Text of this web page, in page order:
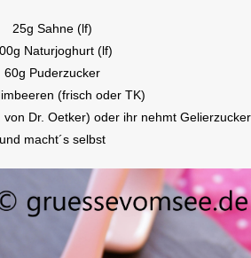
25g Sahne (lf)
Naturjoghurt (lf)
60g Puderzucker
(frisch oder TK)
Dr. Oetker) oder ihr nehmt Gelierzucker
und macht´s selbst